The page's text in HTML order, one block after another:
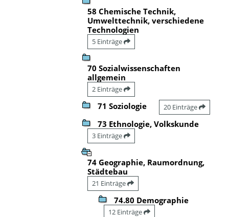
58 Chemische Technik,
Umwelttechnik, verschiedene
Technologien
5 Einträge
70 Sozialwissenschaften
allgemein
2 Einträge
71 Soziologie 20 Einträge
73 Ethnologie, Volkskunde
3 Einträge
74 Geographie, Raumordnung,
Städtebau
21 Einträge
74.80 Demographie
12 Einträge